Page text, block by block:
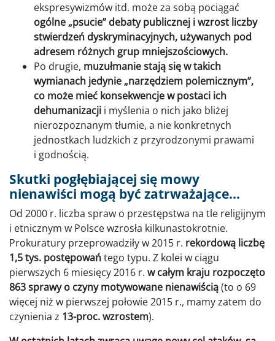
ekspresywizmów itd. może za sobą pociągać
ogólne „psucie” debaty publicznej i wzrost liczby
stwierdzeń dyskryminacyjnych, używanych pod
adresem różnych grup mniejszościowych.
Po drugie, muzułmanie stają się w takich
wymianach jedynie „narzędziem polemicznym”,
co może mieć konsekwencje w postaci ich
dehumanizacji i myślenia o nich jako bliżej
nierozpoznanym tłumie, a nie konkretnych
jednostkach ludzkich z przyrodzonymi prawami
i godnością.
Skutki pogłębiającej się mowy
nienawiści mogą być zatrważające…
Od 2000 r. liczba spraw o przestępstwa na tle religijnym
i etnicznym w Polsce wzrosła kilkunastokrotnie.
Prokuratury przeprowadziły w 2015 r. rekordową liczbę
1,5 tys. postępowańtego typu. Z kolei w ciągu
pierwszych 6 miesięcy 2016 r. w całym kraju rozpoczęto
863 sprawy o czyny motywowane nienawiścią(to o 69
więcej niż w pierwszej połowie 2015 r., mamy zatem do
czynienia z 13-proc. wzrostem).